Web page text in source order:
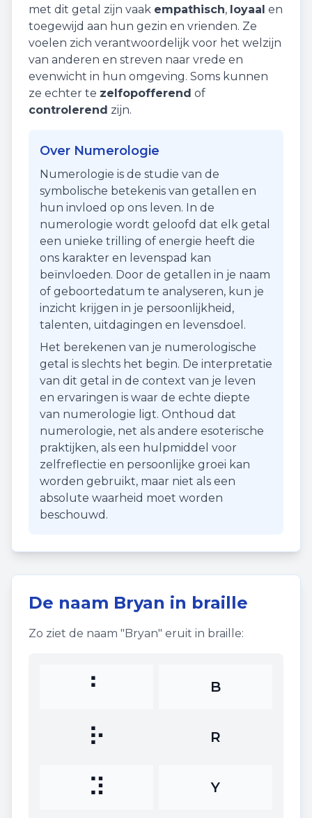
met dit getal zijn vaak empathisch, loyaal en
toegewijd aan hun gezin en vrienden. Ze
voelen zich verantwoordelijk voor het welzijn
van anderen en streven naar vrede en
evenwicht in hun omgeving. Soms kunnen
ze echter te zelfopofferend of
controlerend zijn.
Over Numerologie
Numerologie is de studie van de
symbolische betekenis van getallen en
hun invloed op ons leven. In de
numerologie wordt geloofd dat elk getal
een unieke trilling of energie heeft die
ons karakter en levenspad kan
beïnvloeden. Door de getallen in je naam
of geboortedatum te analyseren, kun je
inzicht krijgen in je persoonlijkheid,
talenten, uitdagingen en levensdoel.
Het berekenen van je numerologische
getal is slechts het begin. De interpretatie
van dit getal in de context van je leven
en ervaringen is waar de echte diepte
van numerologie ligt. Onthoud dat
numerologie, net als andere esoterische
praktijken, als een hulpmiddel voor
zelfreflectie en persoonlijke groei kan
worden gebruikt, maar niet als een
absolute waarheid moet worden
beschouwd.
De naam Bryan in braille
Zo ziet de naam "Bryan" eruit in braille:
⠃ B
⠗ R
⠽ Y